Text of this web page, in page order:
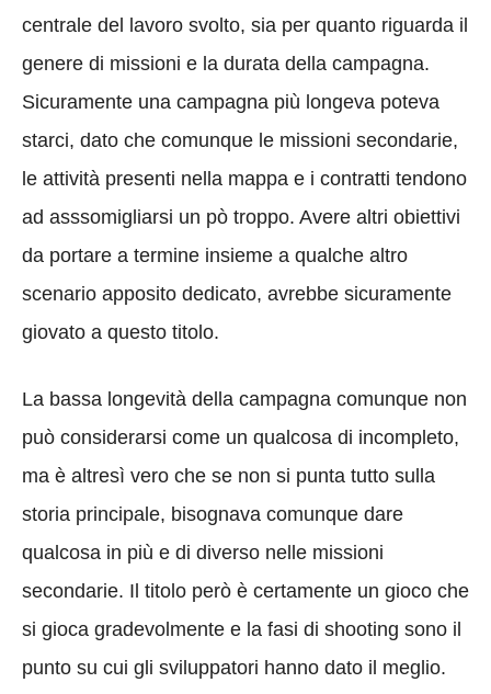
centrale del lavoro svolto, sia per quanto riguarda il
genere di missioni e la durata della campagna.
Sicuramente una campagna più longeva poteva
starci, dato che comunque le missioni secondarie,
le attività presenti nella mappa e i contratti tendono
ad asssomigliarsi un pò troppo. Avere altri obiettivi
da portare a termine insieme a qualche altro
scenario apposito dedicato, avrebbe sicuramente
giovato a questo titolo.
La bassa longevità della campagna comunque non
può considerarsi come un qualcosa di incompleto,
ma è altresì vero che se non si punta tutto sulla
storia principale, bisognava comunque dare
qualcosa in più e di diverso nelle missioni
secondarie. Il titolo però è certamente un gioco che
si gioca gradevolmente e la fasi di shooting sono il
punto su cui gli sviluppatori hanno dato il meglio.